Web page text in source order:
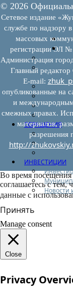
Совет
среднего
Контакты
Книга
Конкурсы
ОБРАЩЕНИЯ
Графики
ИНВЕСТИЦИИ
Новости
© 2026
Сетевое издание
службе по надзору
массовых
регистрации ЭЛ
Администрация
Главный
E‑mail:
опубликованные на
и международным
смежных правах.
материалов,
разрешения
http://
Во время посещения
соглашаетесь с
данные с
Принять
Manage consent
Close
Privacy